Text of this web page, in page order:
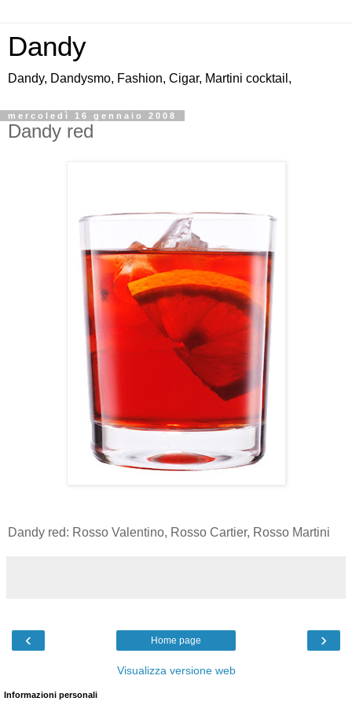
Dandy
Dandy, Dandysmo, Fashion, Cigar, Martini cocktail,
mercoledì 16 gennaio 2008
Dandy red
Dandy red: Rosso Valentino, Rosso Cartier, Rosso Martini
‹ ›
Home page
Visualizza versione web
Informazioni personali